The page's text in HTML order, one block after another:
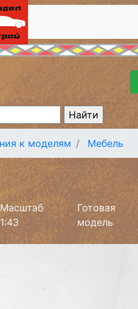
к моделям Мебель
Масштаб
1:43
Готовая
модель